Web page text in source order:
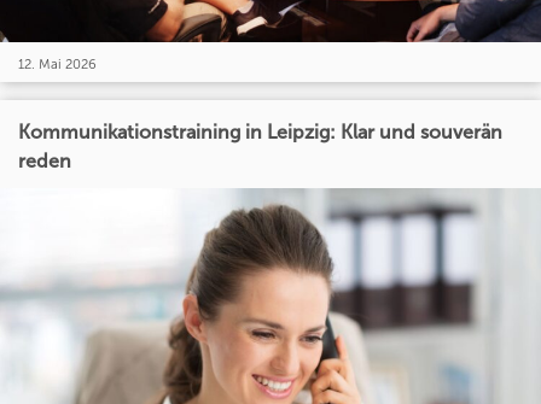
12. Mai 2026
Kommunikationstraining in Leipzig: Klar und souverän
reden